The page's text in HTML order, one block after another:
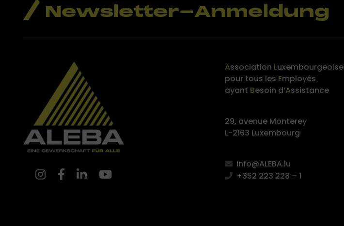
Newsletter-Anmeldung
Association Luxembourgeoise
pour tous les Employés
ayant Besoin d’Assistance
29, avenue Monterey
L-2163 Luxembourg
info@ALEBA.lu
+352 223 228 – 1